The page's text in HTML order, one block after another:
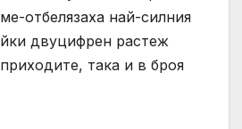
отбелязаха най-силния
двуцифрен растеж
така и в броя